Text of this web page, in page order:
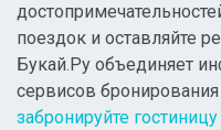
поездок и оставляйте
Букай.Ру объединяет
сервисов
забронируйте гостиницу